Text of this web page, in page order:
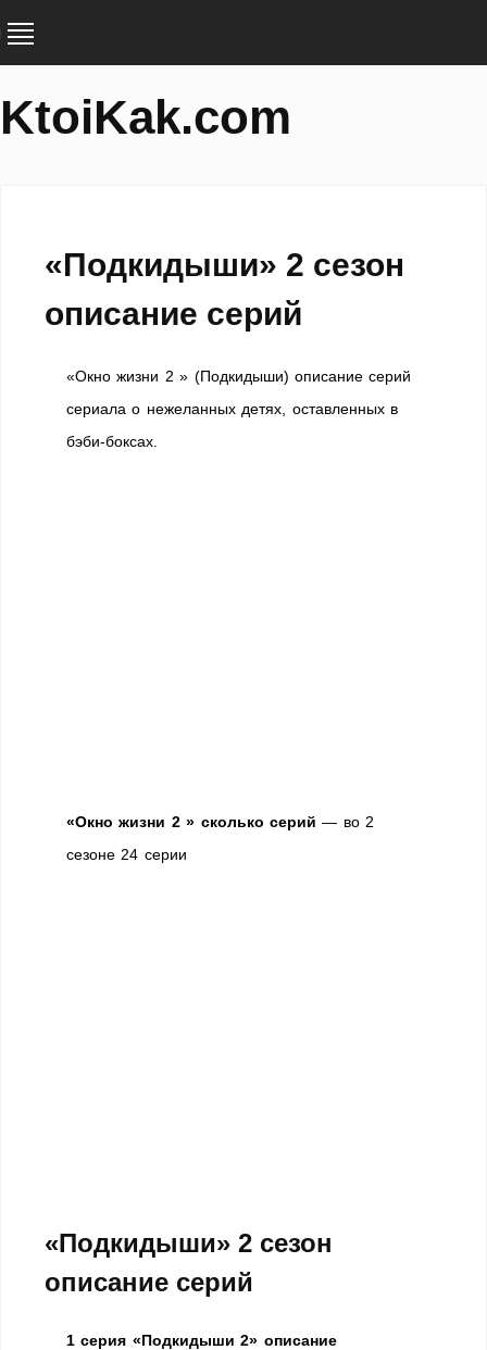
KtoiKak.com
«Подкидыши» 2 сезон
описание серий
«Окно жизни 2 » (Подкидыши) описание серий
сериала о нежеланных детях, оставленных в
бэби-боксах.
«Окно жизни 2 » сколько серий — во 2
сезоне 24 серии
«Подкидыши» 2 сезон
описание серий
1 серия «Подкидыши 2» описание